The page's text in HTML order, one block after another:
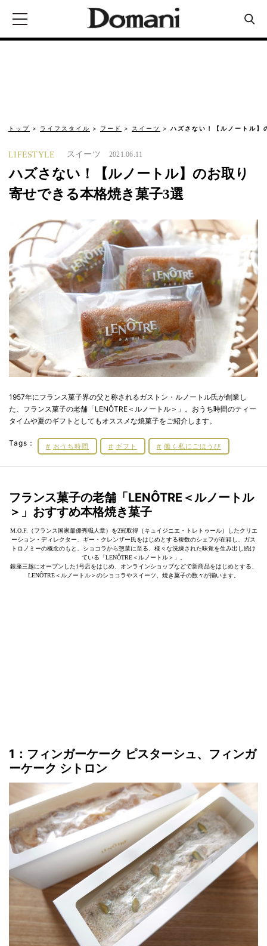
トップ ライフスタイル フード スイーツ ハズさない！【ルノートル
LIFESTYLE スイーツ 2021.06.11
ハズさない！【ルノートル】のお取り
寄せできる本格焼き菓子3選
1957年にフランス菓子界の父と称されるガストン・ルノートル氏が創業し
た、フランス菓子の老舗「LENÔTRE＜ルノートル＞」。おうち時間のティー
タイムや夏のギフトとしてもオススメな焼菓子をご紹介します。
Tags： おうち時間 ギフト 働く私にごほうび
フランス菓子の老舗「LENÔTRE＜ルノートル
＞」おすすめ本格焼き菓子
M.O.F.（フランス国家最優秀職人章）を2冠取得（キュイジニエ・トレトゥール）したクリエ
ーション・ディレクター、ギー・クレンザー氏をはじめとする複数のシェフが在籍し、ガス
トロノミーの概念のもと、ショコラから惣菜に至る、様々な洗練された味覚を生み出し続け
ている「LENÔTRE＜ルノートル＞」。
銀座三越にオープンした1号店をはじめ、オンラインショップなどで新商品をはじめとする、
LENÔTRE＜ルノートル＞のショコラやスイーツ、焼き菓子の数々が揃います。
1：フィンガーケーク ピスターシュ、フィンガ
ーケーク シトロン